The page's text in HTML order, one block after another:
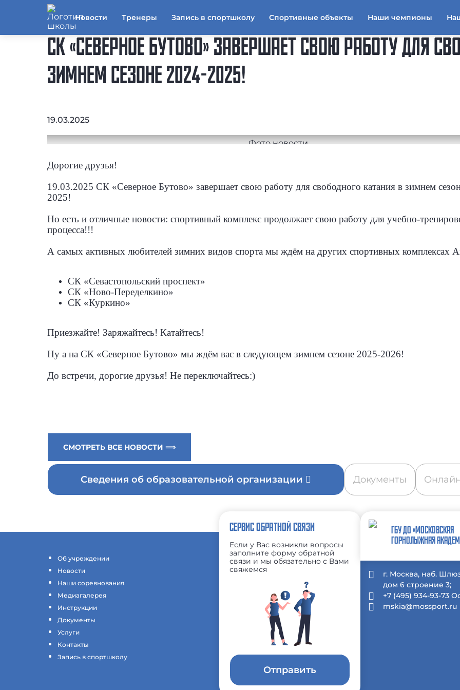
Новости Тренеры Запись в спортшколу Спортивные объекты Наши чемпионы
СК «СЕВЕРНОЕ БУТОВО» ЗАВЕРШАЕТ СВОЮ РАБОТУ ДЛЯ
ЗИМНЕМ СЕЗОНЕ 2024-2025!
19.03.2025
Дорогие друзья!
19.03.2025 СК «Северное Бутово» завершает свою работу для свободного катания в зимнем
2025!
Но есть и отличные новости: спортивный комплекс продолжает свою работу для учебно-
процесса!!!
А самых активных любителей зимних видов спорта мы ждём на других спортивных комплексах
СК «Севастопольский проспект»
СК «Ново-Переделкино»
СК «Куркино»
Приезжайте! Заряжайтесь! Катайтесь!
Ну а на СК «Северное Бутово» мы ждём вас в следующем зимнем сезоне 2025-2026!
До встречи, дорогие друзья! Не переключайтесь:)
СМОТРЕТЬ ВСЕ НОВОСТИ ⟹
Сведения об образовательной организации Документы
Об учреждении
Новости
Наши соревнования
Медиагалерея
Инструкции
Документы
Услуги
Контакты
Запись в спортшколу
СЕРВИС ОБРАТНОЙ СВЯЗИ
Если у Вас возникли вопросы
заполните форму обратной
связи и мы обязательно с Вами
свяжемся
Отправить
ГБУ ДО «МОСКОВСКАЯ
ГОРНОЛЫЖНАЯ
г. Москва, наб.
дом 6 строение 3;
+7 (495) 934-93-73
mskia@mossport.ru